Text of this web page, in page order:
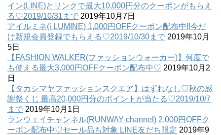
イン(LINE)とリンクで最大10,000円分のクーポンがもらえ
る♡2019/10/31まで 2019年10月7日
アイルミネ(i LUMINE) 1,000円OFFクーポン配布中!!今だ
け新規会員登録でもらえる♡2019/10/30まで 2019年10月
5日
【FASHION WALKER(ファッションウォーカー)】何度で
も使える最大3,000円OFFクーポン配布中♡ 2019年10月2
日
【タカシマヤファッションスクエア】はずれなし♡秋の感
謝祭くじ 最高20,000円分のポイントが当たる♡2019/10/7
まで 2019年10月1日
ランウェイチャンネル(RUNWAY channel) 2,000円OFFク
ーポン配布中♡セール品も対象 LINE友だち限定 2019年9